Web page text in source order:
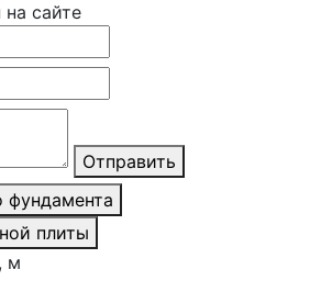
на сайте
Отправить
фундамента
плиты
м